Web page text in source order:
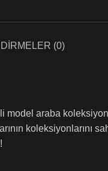
(0)
model araba
koleksiyonlarını